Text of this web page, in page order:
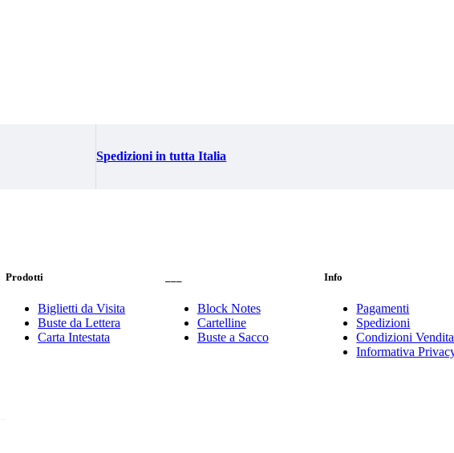
Spedizioni in tutta Italia
Prodotti
Biglietti da Visita
Buste da Lettera
Carta Intestata
Block Notes
Cartelline
Buste a Sacco
Info
Pagamenti
Spedizioni
Condizioni Vendita
Informativa